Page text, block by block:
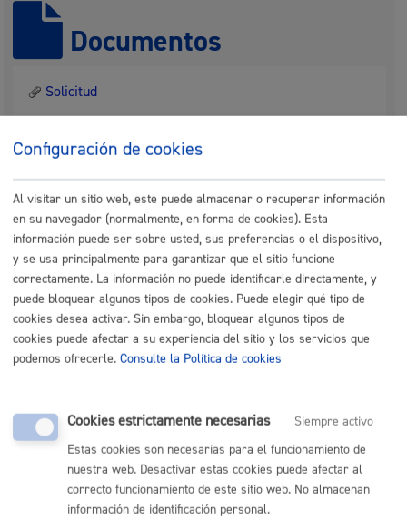
Documentos
Solicitud
Descripción del trámite
Este trámite sirve para aportar documentación a un
expediente.
Quién lo puede solicitar
Puedes autorizar a otra persona para que realice
este trámite en tu nombre rellenando esta
autorización de representación.
Si quieres otorgar una representación más duradera
Configuración de cookies
Al visitar un sitio web, este puede almacenar o recuperar información
en su navegador (normalmente, en forma de cookies). Esta
información puede ser sobre usted, sus preferencias o el dispositivo,
y se usa principalmente para garantizar que el sitio funcione
correctamente. La información no puede identificarle directamente, y
puede bloquear algunos tipos de cookies. Puede elegir qué tipo de
cookies desea activar. Sin embargo, bloquear algunos tipos de
cookies puede afectar a su experiencia del sitio y los servicios que
podemos ofrecerle. Consulte la Política de cookies
Cookies estrictamente necesarias
Siempre activo
Estas cookies son necesarias para el funcionamiento de
nuestra web. Desactivar estas cookies puede afectar al
correcto funcionamiento de este sitio web. No almacenan
información de identificación personal.